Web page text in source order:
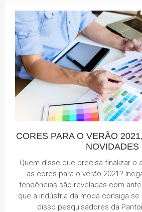
CORES PARA O VERÃO
NOVIDADES
Quem disse que precisa finalizar o
as cores para o verão 2021?
tendências são reveladas com
que a indústria da moda consiga se
disso pesquisadores da